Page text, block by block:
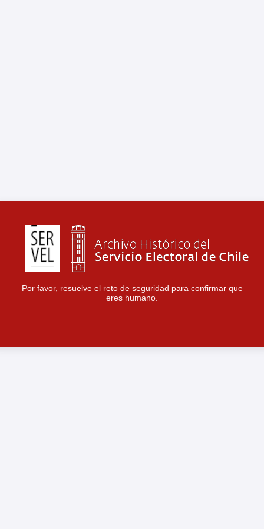
Por favor, resuelve el reto de seguridad para confirmar que
eres humano.